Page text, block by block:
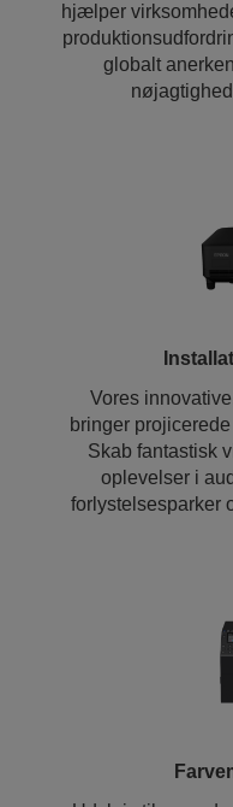
hjælper
globalt
Vores
bringer
Skab fantastisk
oplevelser i
forlystelsesparker